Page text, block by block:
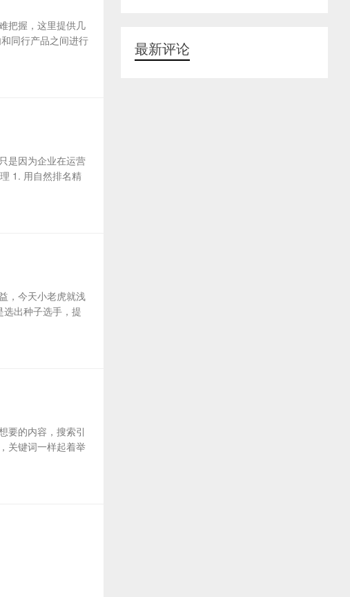
把握，这里提供几
同行产品之间进行
是因为企业在运营
1. 用自然排名精
，今天小老虎就浅
出种子选手，提
要的内容，搜索引
关键词一样起着举
最新评论